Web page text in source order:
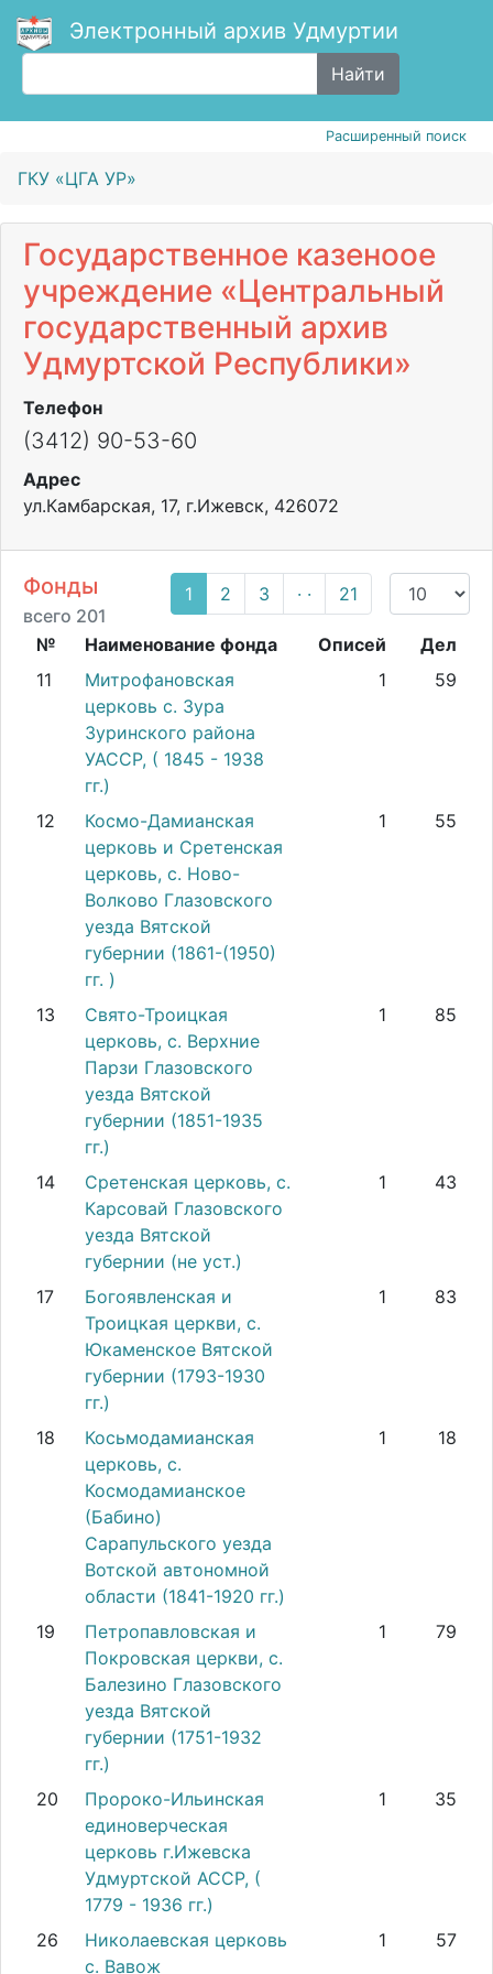
Электронный архив Удмуртии
Найти
Расширенный поиск
ГКУ «ЦГА УР»
Государственное казеноое
учреждение «Центральный
государственный архив
Удмуртской Республики»
Телефон
(3412) 90-53-60
Адрес
ул.Камбарская, 17, г.Ижевск, 426072
Фонды
всего 201
1 2 3 · · 21
№ Наименование фонда Описей
Дел
11
Митрофановская
церковь с. Зура
Зуринского района
УАССР, ( 1845 - 1938
гг.)
1 59
12
Космо-Дамианская
церковь и Сретенская
церковь, с. Ново-
Волково Глазовского
уезда Вятской
губернии (1861-(1950)
гг. )
1 55
13
Свято-Троицкая
церковь, с. Верхние
Парзи Глазовского
уезда Вятской
губернии (1851-1935
гг.)
1 85
14
Сретенская церковь, с.
Карсовай Глазовского
уезда Вятской
губернии (не уст.)
1 43
17
Богоявленская и
Троицкая церкви, с.
Юкаменское Вятской
губернии (1793-1930
гг.)
1 83
18
Косьмодамианская
церковь, с.
Космодамианское
(Бабино)
Сарапульского уезда
Вотской автономной
области (1841-1920 гг.)
1 18
19
Петропавловская и
Покровская церкви, с.
Балезино Глазовского
уезда Вятской
губернии (1751-1932
гг.)
1 79
20
Пророко-Ильинская
единоверческая
церковь г.Ижевска
Удмуртской АССР, (
1779 - 1936 гг.)
1 35
26
Николаевская церковь
с. Вавож
1 57